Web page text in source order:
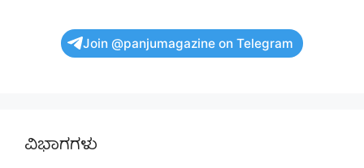
Join @panjumagazine on Telegram
ವಿಭಾಗಗಳು